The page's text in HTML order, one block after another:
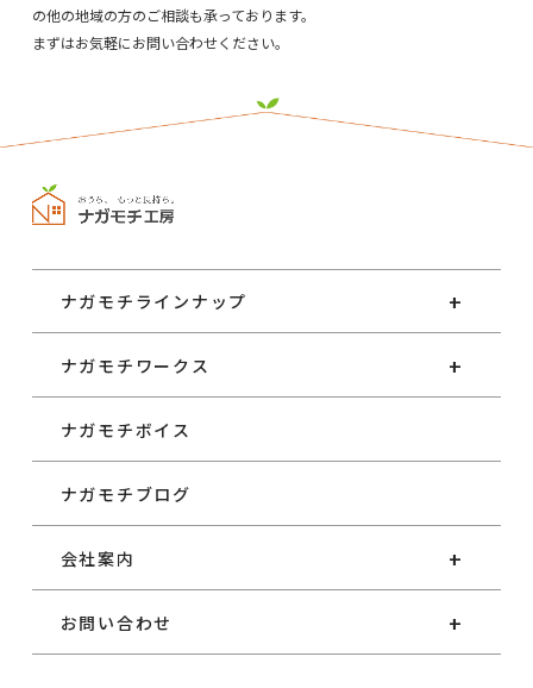
の他の地域の方のご相談も承っております。
まずはお気軽にお問い合わせください。
ナガモチラインナップ
ナガモチワークス
ナガモチボイス
ナガモチブログ
会社案内
お問い合わせ